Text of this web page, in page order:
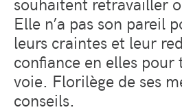
Elle n’a pas son pareil
leurs craintes et leur
confiance en elles
voie. Florilège de ses
conseils.